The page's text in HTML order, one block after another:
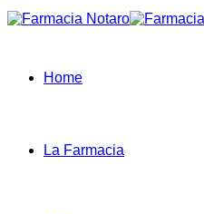
Home
La Farmacia